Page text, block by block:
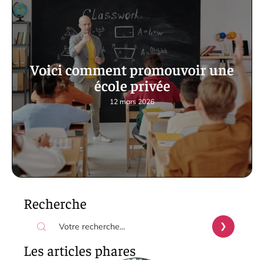
Voici comment promouvoir une
école privée
12 mars 2026
Recherche
Les articles phares